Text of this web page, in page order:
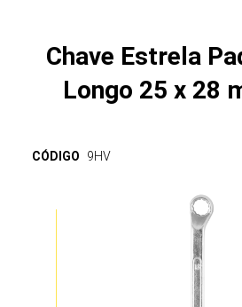
Chave Estrela
Longo 25 x 28
CÓDIGO 9HV